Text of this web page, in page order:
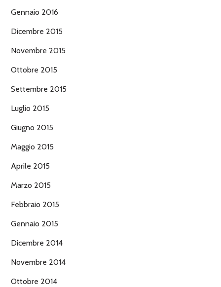
Gennaio 2016
Dicembre 2015
Novembre 2015
Ottobre 2015
Settembre 2015
Luglio 2015
Giugno 2015
Maggio 2015
Aprile 2015
Marzo 2015
Febbraio 2015
Gennaio 2015
Dicembre 2014
Novembre 2014
Ottobre 2014